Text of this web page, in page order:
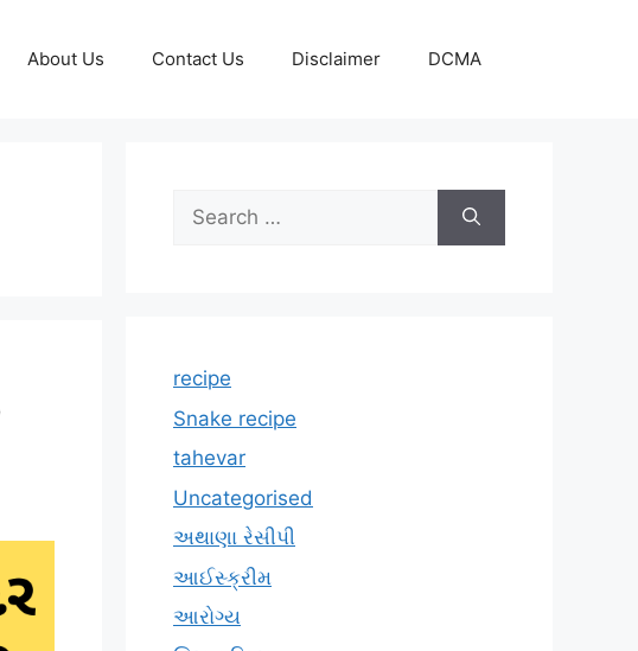
About Us Contact Us Disclaimer DCMA
Search
for:
recipe
Snake recipe
tahevar
Uncategorised
અથાણા રેસીપી
આઈસ્ક્રીમ
આરોગ્ય